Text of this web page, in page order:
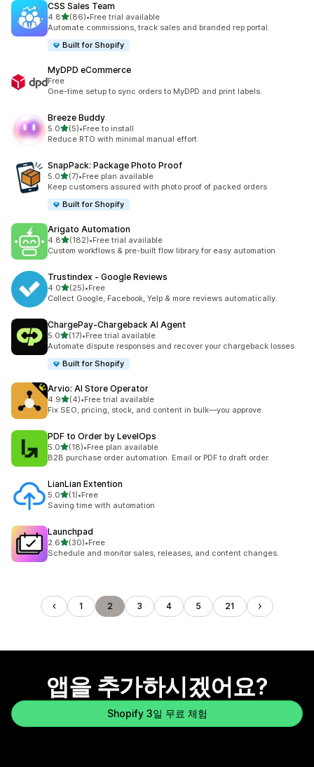
CSS Sales Team
4.8별 5개 중
(86)
총 리뷰 86개
•Free trial available
Automate commissions, track sales and branded rep portal.
Built for Shopify
MyDPD eCommerce
Free
One-time setup to sync orders to MyDPD and print labels.
Breeze Buddy
5.0별 5개 중
(5)
총 리뷰 5개
•Free to install
Reduce RTO with minimal manual effort.
SnapPack: Package Photo Proof
5.0별 5개 중
(7)
총 리뷰 7개
•Free plan available
Keep customers assured with photo proof of packed orders
Built for Shopify
Arigato Automation
4.8별 5개 중
(182)
총 리뷰 182개
•Free trial available
Custom workflows & pre-built flow library for easy automation
Trustindex ‑ Google Reviews
4.0별 5개 중
(25)
총 리뷰 25개
•Free
Collect Google, Facebook, Yelp & more reviews automatically.
ChargePay‑Chargeback AI Agent
5.0별 5개 중
(17)
총 리뷰 17개
•Free trial available
Automate dispute responses and recover your chargeback losses
Built for Shopify
Arvio: AI Store Operator
4.9별 5개 중
(4)
총 리뷰 4개
•Free trial available
Fix SEO, pricing, stock, and content in bulk—you approve.
PDF to Order by LevelOps
5.0별 5개 중
(18)
총 리뷰 18개
•Free plan available
B2B purchase order automation. Email or PDF to draft order.
LianLian Extention
5.0별 5개 중
(1)
총 리뷰 1개
•Free
Saving time with automation
Launchpad
2.6별 5개 중
(30)
총 리뷰 30개
•Free
Schedule and monitor sales, releases, and content changes.
1 2 3 4 5 21
앱을 추가하시겠어요?
Shopify 3일 무료 체험